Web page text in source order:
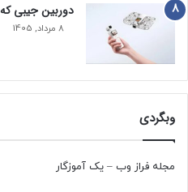
دوربین جیبی
8 مرداد, 1405
وبگردی
مجله فراز وب – یک آموزگار